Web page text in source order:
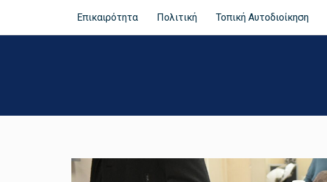
Επικαιρότητα Πολιτική Τοπική Αυτοδιοίκηση